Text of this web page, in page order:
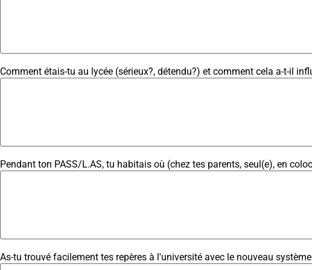
Comment étais-tu au lycée (sérieux?, détendu?) et comment cela a-t-il
Pendant ton PASS/L.AS, tu habitais où (chez tes parents, seul(e), en
As-tu trouvé facilement tes repères à l'université avec le nouveau